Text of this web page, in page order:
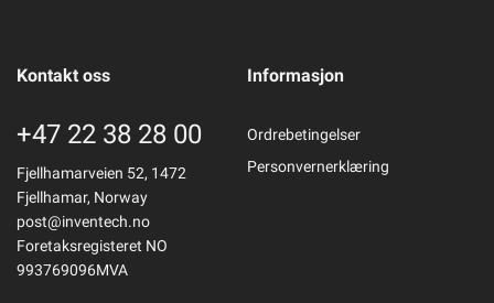
Kontakt oss
+47 22 38 28 00
Fjellhamarveien 52, 1472
Fjellhamar, Norway
post@inventech.no
Foretaksregisteret NO
993769096MVA
Informasjon
Ordrebetingelser
Personvernerklæring